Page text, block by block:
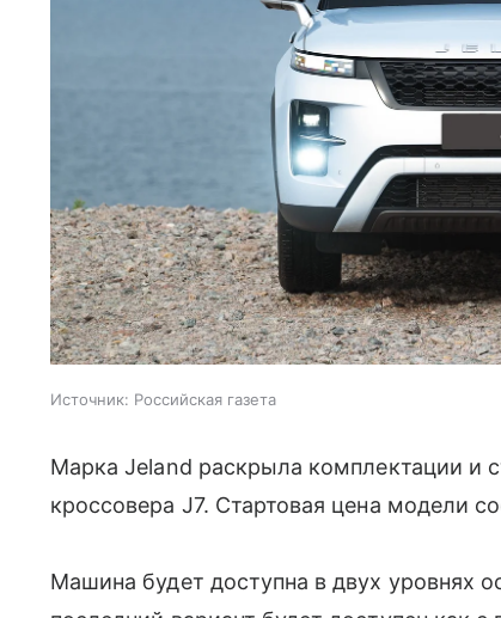
Источник: Российская газета
Марка Jeland раскрыла комплектации и
кроссовера J7. Стартовая цена модели
Машина будет доступна в двух уровнях